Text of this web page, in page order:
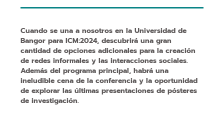
Cuando se una a nosotros en la Universidad de
Bangor para ICM:2024, descubrirá una gran
cantidad de opciones adicionales para la creación
de redes informales y las interacciones sociales.
Además del programa principal, habrá una
ineludible cena de la conferencia y la oportunidad
de explorar las últimas presentaciones de pósteres
de investigación.